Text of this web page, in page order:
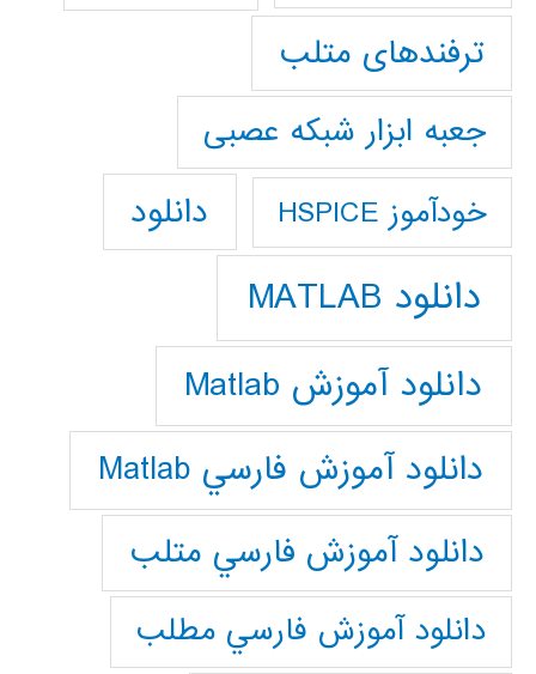
ترفندهای متلب
جعبه ابزار شبکه عصبی
خودآموز HSPICE دانلود
دانلود MATLAB
دانلود آموزش Matlab
دانلود آموزش فارسي Matlab
دانلود آموزش فارسي متلب
دانلود آموزش فارسي مطلب